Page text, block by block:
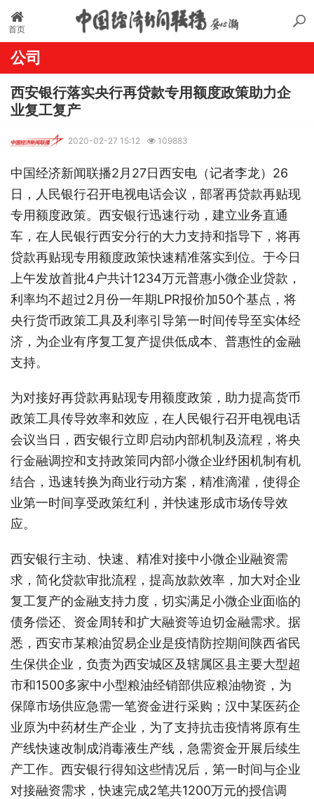
首页
公司
西安银行落实央行再贷款专用额度政策助力企
业复工复产
2020-02-27 15:12 109883
中国经济新闻联播2月27日西安电（记者李龙）26
日，人民银行召开电视电话会议，部署再贷款再贴现
专用额度政策。西安银行迅速行动，建立业务直通
车，在人民银行西安分行的大力支持和指导下，将再
贷款再贴现专用额度政策快速精准落实到位。于今日
上午发放首批4户共计1234万元普惠小微企业贷款，
利率均不超过2月份一年期LPR报价加50个基点，将
央行货币政策工具及利率引导第一时间传导至实体经
济，为企业有序复工复产提供低成本、普惠性的金融
支持。
为对接好再贷款再贴现专用额度政策，助力提高货币
政策工具传导效率和效应，在人民银行召开电视电话
会议当日，西安银行立即启动内部机制及流程，将央
行金融调控和支持政策同内部小微企业纾困机制有机
结合，迅速转换为商业行动方案，精准滴灌，使得企
业第一时间享受政策红利，并快速形成市场传导效
应。
西安银行主动、快速、精准对接中小微企业融资需
求，简化贷款审批流程，提高放款效率，加大对企业
复工复产的金融支持力度，切实满足小微企业面临的
债务偿还、资金周转和扩大融资等迫切金融需求。据
悉，西安市某粮油贸易企业是疫情防控期间陕西省民
生保供企业，负责为西安城区及辖属区县主要大型超
市和1500多家中小型粮油经销部供应粮油物资，为
保障市场供应急需一笔资金进行采购；汉中某医药企
业原为中药材生产企业，为了支持抗击疫情将原有生
产线快速改制成消毒液生产线，急需资金开展后续生
产工作。西安银行得知这些情况后，第一时间与企业
对接融资需求，快速完成2笔共1200万元的授信调